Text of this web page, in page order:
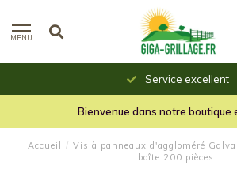
MENU
Service excellent
Bienvenue dans notre boutique
Accueil / Vis à panneaux d'aggloméré
boîte 200 pièces